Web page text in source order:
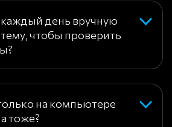
день вручную
чтобы проверить
на компьютере
тоже?